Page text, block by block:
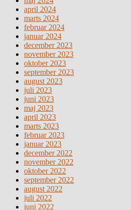
april 2024
marts 2024
februar 2024
januar 2024
december 2023
november 2023
oktober 2023
september 2023
august 2023
juli 2023
juni 2023
maj 2023
april 2023
marts 2023
februar 2023
januar 2023
december 2022
november 2022
oktober 2022
september 2022
august 2022
juli 2022
juni 2022